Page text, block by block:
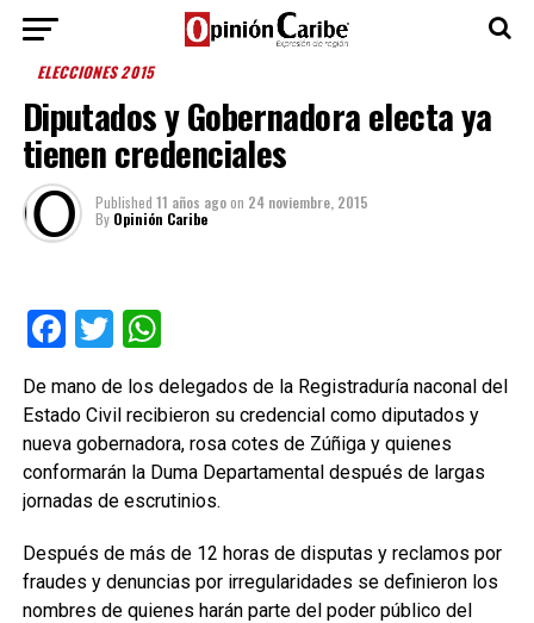
ELECCIONES 2015
Diputados y Gobernadora electa ya
tienen credenciales
Published 11 años agoon 24 noviembre, 2015
By Opinión Caribe
Facebook
TwitterWhatsApp
De mano de los delegados de la Registraduría naconal del
Estado Civil recibieron su credencial como diputados y
nueva gobernadora, rosa cotes de Zúñiga y quienes
conformarán la Duma Departamental después de largas
jornadas de escrutinios.
Después de más de 12 horas de disputas y reclamos por
fraudes y denuncias por irregularidades se definieron los
nombres de quienes harán parte del poder público del